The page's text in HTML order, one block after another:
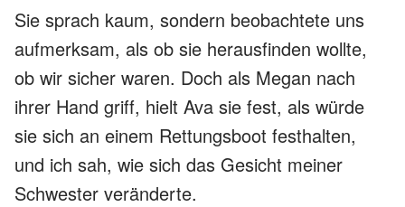
Sie sprach kaum, sondern beobachtete uns
aufmerksam, als ob sie herausfinden wollte,
ob wir sicher waren. Doch als Megan nach
ihrer Hand griff, hielt Ava sie fest, als würde
sie sich an einem Rettungsboot festhalten,
und ich sah, wie sich das Gesicht meiner
Schwester veränderte.